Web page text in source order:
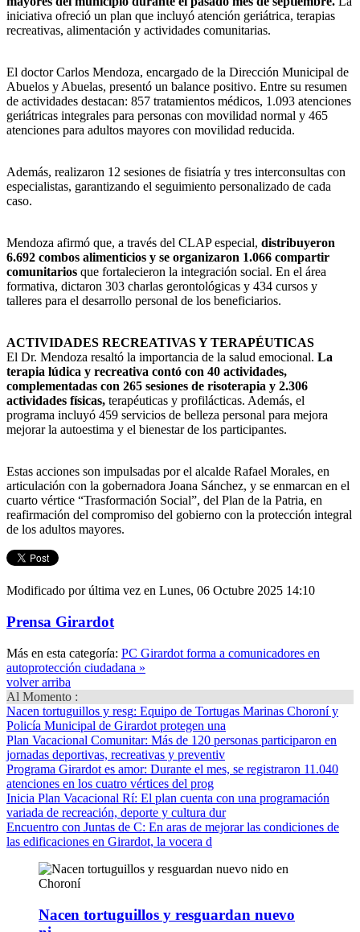
iniciativa ofreció un plan que incluyó atención geriátrica, terapias
recreativas, alimentación y actividades comunitarias.
El doctor Carlos Mendoza, encargado de la Dirección Municipal de
Abuelos y Abuelas, presentó un balance positivo. Entre su resumen
de actividades destacan: 857 tratamientos médicos, 1.093 atenciones
geriátricas integrales para personas con movilidad normal y 465
atenciones para adultos mayores con movilidad reducida.
Además, realizaron 12 sesiones de fisiatría y tres interconsultas con
especialistas, garantizando el seguimiento personalizado de cada
caso.
Mendoza afirmó que, a través del CLAP especial, distribuyeron
6.692 combos alimenticios y se organizaron 1.066 compartir
comunitarios que fortalecieron la integración social. En el área
formativa, dictaron 303 charlas gerontológicas y 434 cursos y
talleres para el desarrollo personal de los beneficiarios.
ACTIVIDADES RECREATIVAS Y TERAPÉUTICAS
El Dr. Mendoza resaltó la importancia de la salud emocional. La
terapia lúdica y recreativa contó con 40 actividades,
complementadas con 265 sesiones de risoterapia y 2.306
actividades físicas, terapéuticas y profilácticas. Además, el
programa incluyó 459 servicios de belleza personal para mejora
mejorar la autoestima y el bienestar de los participantes.
Estas acciones son impulsadas por el alcalde Rafael Morales, en
articulación con la gobernadora Joana Sánchez, y se enmarcan en el
cuarto vértice “Trasformación Social”, del Plan de la Patria, en
reafirmación del compromiso del gobierno con la protección integral
de los adultos mayores.
Modificado por última vez en Lunes, 06 Octubre 2025 14:10
Prensa Girardot
Más en esta categoría: PC Girardot forma a comunicadores en
autoprotección ciudadana »
volver arriba
Al Momento :
Nacen tortuguillos y resg: Equipo de Tortugas Marinas Choroní y
Policía Municipal de Girardot protegen una
Plan Vacacional Comunitar: Más de 120 personas participaron en
jornadas deportivas, recreativas y preventiv
Programa Girardot es amor: Durante el mes, se registraron 11.040
atenciones en los cuatro vértices del prog
Inicia Plan Vacacional Rí: El plan cuenta con una programación
variada de recreación, deporte y cultura dur
Encuentro con Juntas de C: En aras de mejorar las condiciones de
las edificaciones en Girardot, la vocera d
Nacen tortuguillos y resguardan nuevo